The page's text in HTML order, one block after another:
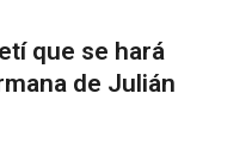
que se hará
de Julián